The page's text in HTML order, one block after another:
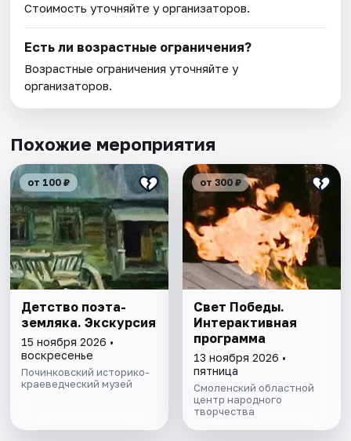
Стоимость уточняйте у организаторов.
Есть ли возрастные ограничения?
Возрастные ограничения уточняйте у
организаторов.
Похожие мероприятия
от 100 ₽
Детство поэта-
земляка. Экскурсия
15 ноября 2026 •
воскресенье
Починковский историко-
краеведческий музей
от 300 ₽
Свет Победы.
Интерактивная
программа
13 ноября 2026 •
пятница
Смоленский областной
центр народного
творчества